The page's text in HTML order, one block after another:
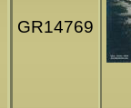
GR14769